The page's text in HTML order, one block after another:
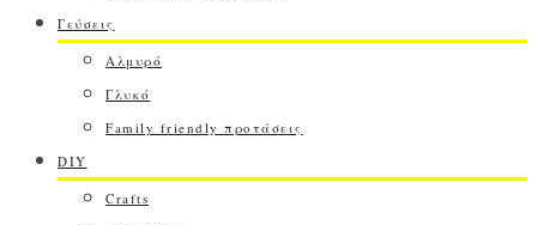
Γεύσεις
Αλμυρό
Γλυκό
Family friendly προτάσεις
DIY
Crafts